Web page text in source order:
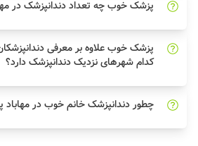
پزشک خوب چه تعداد دندانپزشک در
پزشک خوب علاوه بر معرفی
کدام شهرهای نزدیک دندانپزشک دارد؟
چطور دندانپزشک خانم خوب در مهاباد